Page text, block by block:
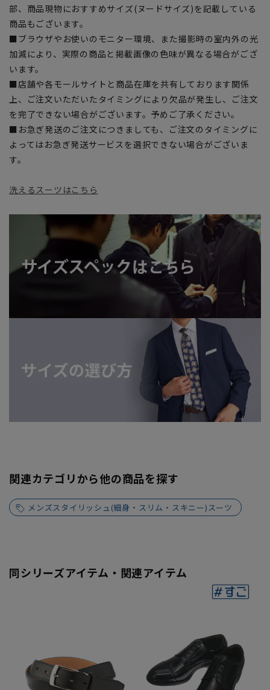
部、商品現物におすすめサイズ(ヌードサイズ)を記載している
商品もございます。
■ブラウザやお使いのモニター環境、また撮影時の室内外の光
加減により、実際の商品と掲載画像の色味が異なる場合がござ
います。
■店舗や各モールサイトと商品在庫を共有しております関係
上、ご注文いただいたタイミングにより欠品が発生し、ご注文
を完了できない場合がございます。予めご了承ください。
■お急ぎ発送のご注文につきましても、ご注文のタイミングに
よってはお急ぎ発送サービスを選択できない場合がございま
す。
洗えるスーツはこちら
関連カテゴリから他の商品を探す
メンズスタイリッシュ(細身・スリム・スキニー)スーツ
同シリーズアイテム・関連アイテム